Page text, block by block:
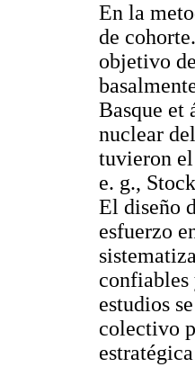
En la
de
objetivo
Basque
nuclear
tuvieron
e. g.,
El diseño
esfuerzo
confiables
estudios
colectivo